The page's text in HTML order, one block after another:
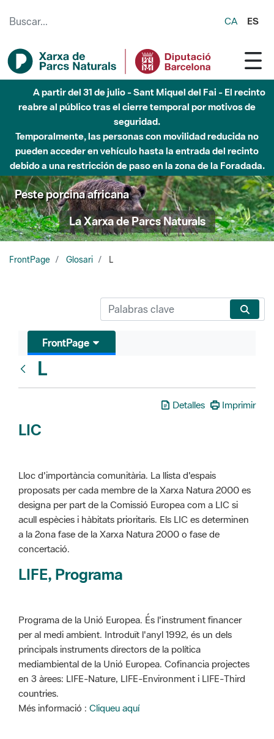
CA ES
A partir del 31 de julio - Sant Miquel del Fai - El recinto
reabre al público tras el cierre temporal por motivos de
seguridad.
Temporalmente, las personas con movilidad reducida no
pueden acceder en vehículo hasta la entrada del recinto
debido a una restricción de paso en la zona de la Foradada.
Peste porcina africana
La Xarxa de Parcs Naturals
FrontPage Glosari L
FrontPage
L
Detalles Imprimir
LIC
Lloc d'importància comunitària. La llista d'espais
proposats per cada membre de la Xarxa Natura 2000 es
designa per part de la Comissió Europea com a LIC si
acull espècies i hàbitats prioritaris. Els LIC es determinen
a la 2ona fase de la Xarxa Natura 2000 o fase de
concertació.
LIFE, Programa
Programa de la Unió Europea. És l'instrument financer
per al medi ambient. Introduït l'anyl 1992, és un dels
principals instruments directors de la política
mediambiental de la Unió Europea. Cofinancia projectes
en 3 àrees: LIFE-Nature, LIFE-Environment i LIFE-Third
countries.
Més informació : Cliqueu aquí